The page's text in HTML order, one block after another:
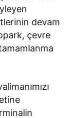
devam
çevre